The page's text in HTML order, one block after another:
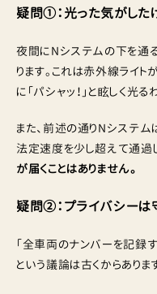
疑問①：光った気がした
夜間にNシステムの下を通
ります。これは赤外線ライト
に「パシャッ！」と眩しく光
また、前述の通りNシステム
法定速度を少し超えて通過
が届くことはありません。
疑問②：プライバシーは
「全車両のナンバーを記録
という議論は古くからありま